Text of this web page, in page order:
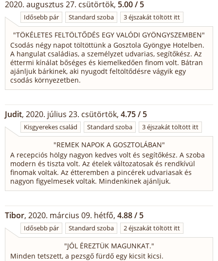
2020. augusztus 27. csütörtök, 5.00 / 5
Idősebb pár Standard szoba 3 éjszakát töltött itt
"TÖKÉLETES FELTÖLTŐDÉS EGY VALÓDI GYÖNGYSZEMBEN"
Csodás négy napot töltöttünk a Gosztola Gyöngye Hotelben.
A hangulat családias, a személyzet udvarias, segítőkész. Az
éttermi kínálat bőséges és kiemelkedően finom volt. Bátran
ajánljuk bárkinek, aki nyugodt feltöltődésre vágyik egy
csodás környezetben.
Judit, 2020. július 23. csütörtök, 4.75 / 5
Kisgyerekes család Standard szoba 3 éjszakát töltött itt
"REMEK NAPOK A GOSZTOLÁBAN"
A recepciós hölgy nagyon kedves volt és segítőkész. A szoba
modern és tiszta volt. Az ételek változatosak és rendkívül
finomak voltak. Az étteremben a pincérek udvariasak és
nagyon figyelmesek voltak. Mindenkinek ajánljuk.
Tibor, 2020. március 09. hétfő, 4.88 / 5
Idősebb pár Standard szoba 2 éjszakát töltött itt
"JÓL ÉREZTÜK MAGUNKAT."
Minden tetszett, a pezsgő fürdő egy kicsit kicsi.